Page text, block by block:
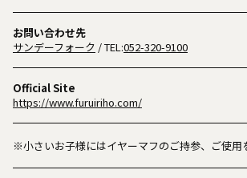
お問い合わせ先
サンデーフォーク / TEL:052-320-9100
Official Site
https://www.furuiriho.com/
※小さいお子様にはイヤーマフのご持参、ご使用